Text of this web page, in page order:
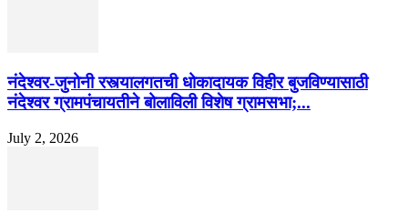
नंदेश्वर-जुनोनी रस्त्यालगतची धोकादायक विहीर बुजविण्यासाठी
नंदेश्वर ग्रामपंचायतीने बोलाविली विशेष ग्रामसभा;...
July 2, 2026